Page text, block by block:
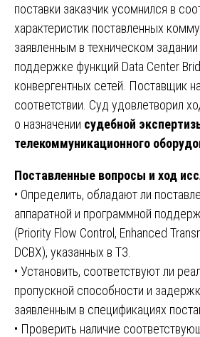
поставки заказчик усомнился в
характеристик поставленных
заявленным в техническом задании
поддержке функций Data Center
конвергентных сетей. Поставщик
соответствии. Суд удовлетворил
о назначении судебной
телекоммуникационного
Поставленные вопросы и ход
• Определить, обладают ли
аппаратной и программной
(Priority Flow Control, Enhanced
DCBX), указанных в ТЗ.
• Установить, соответствуют ли
пропускной способности и
заявленным в спецификациях
• Проверить наличие